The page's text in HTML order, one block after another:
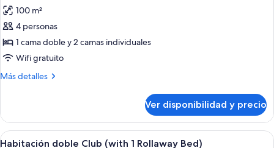
fotos
de
Penthouse
(Duomo
City
100 m²
4 personas
1 cama doble y 2 camas individuales
Wifi gratuito
Más detalles
Más
(Duomo
City
Ver disponibilidad y precio
Ver
Una habitación de hotel con una
5
Habitación doble Club (with 1 Rollaway Bed)